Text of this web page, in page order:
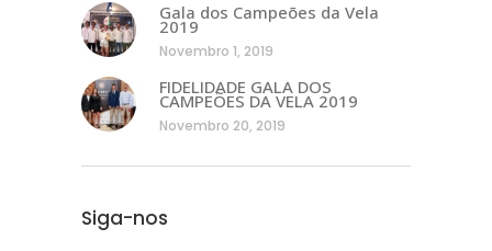
Gala dos Campeões da Vela
2019
Novembro 1, 2019
FIDELIDADE GALA DOS
CAMPEÕES DA VELA 2019
Novembro 20, 2019
Siga-nos